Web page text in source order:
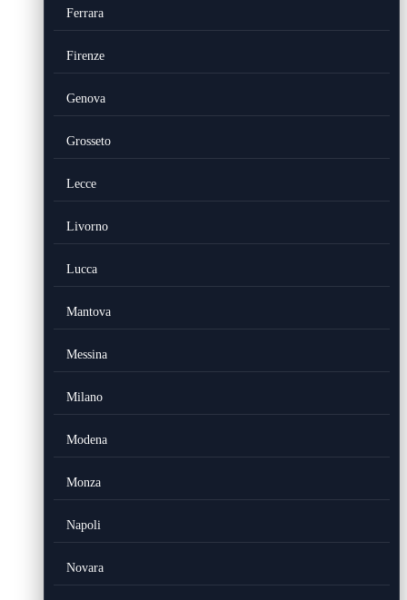
Ferrara
Firenze
Genova
Grosseto
Lecce
Livorno
Lucca
Mantova
Messina
Milano
Modena
Monza
Napoli
Novara